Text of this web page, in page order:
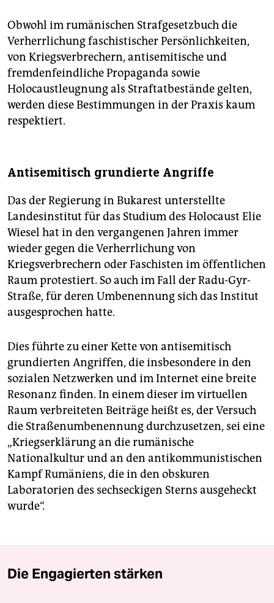
Obwohl im rumänischen Strafgesetzbuch die
Verherrlichung faschistischer Persönlichkeiten,
von Kriegsverbrechern, antisemitische und
fremdenfeindliche Propaganda sowie
Holocaustleugnung als Straftatbestände gelten,
werden diese Bestimmungen in der Praxis kaum
respektiert.
Antisemitisch grundierte Angriffe
Das der Regierung in Bukarest unterstellte
Landesinstitut für das Studium des Holocaust Elie
Wiesel hat in den vergangenen Jahren immer
wieder gegen die Verherrlichung von
Kriegsverbrechern oder Faschisten im öffentlichen
Raum protestiert. So auch im Fall der Radu-Gyr-
Straße, für deren Umbenennung sich das Institut
ausgesprochen hatte.
Dies führte zu einer Kette von antisemitisch
grundierten Angriffen, die insbesondere in den
sozialen Netzwerken und im Internet eine breite
Resonanz finden. In einem dieser im virtuellen
Raum verbreiteten Beiträge heißt es, der Versuch
die Straßenumbenennung durchzusetzen, sei eine
„Kriegserklärung an die rumänische
Nationalkultur und an den antikommunistischen
Kampf Rumäniens, die in den obskuren
Laboratorien des sechseckigen Sterns ausgeheckt
wurde“.
Die Engagierten stärken